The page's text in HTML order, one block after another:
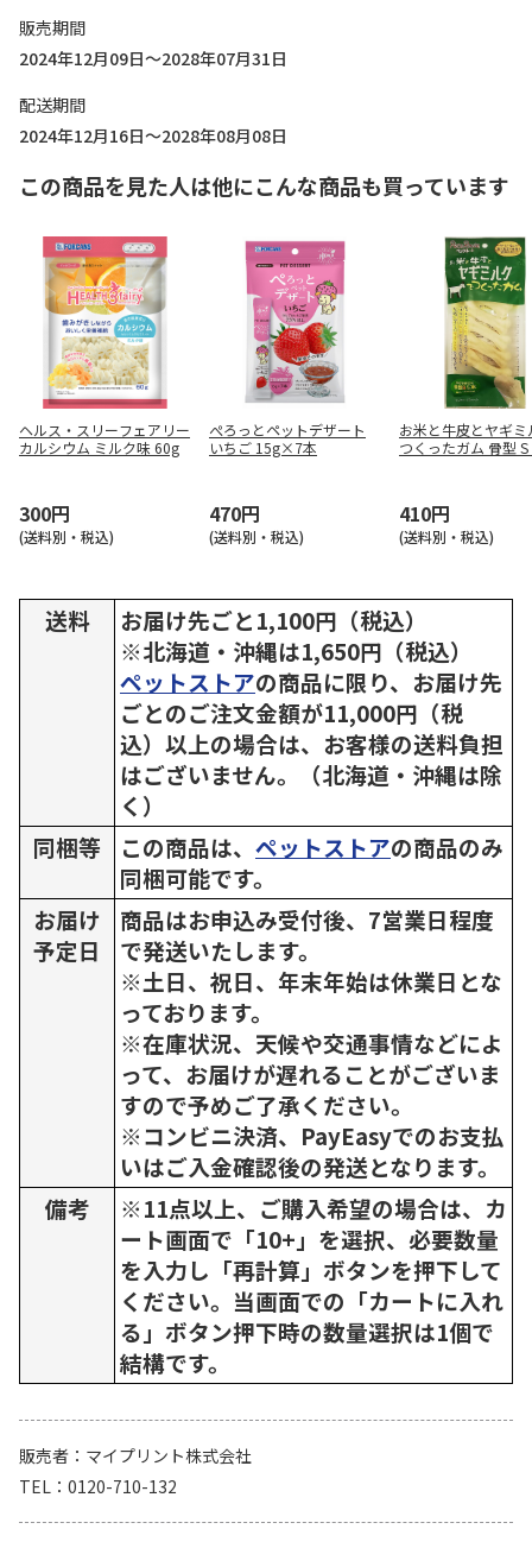
販売期間
2024年12月09日～2028年07月31日
配送期間
2024年12月16日～2028年08月08日
この商品を見た人は他にこんな商品も買っています
ヘルス・スリーフェアリー
カルシウム ミルク味 60g
300円
(送料別・税込)
ぺろっとペットデザート
いちご 15g×7本
470円
(送料別・税込)
お米と牛皮とヤギミ
つくったガム 骨型
410円
(送料別・税込)
送料
お届け先ごと1,100円（税込）
※北海道・沖縄は1,650円（税込）
ペットストアの商品に限り、お届け先
ごとのご注文金額が11,000円（税
込）以上の場合は、お客様の送料負担
はございません。（北海道・沖縄は除
く）
同梱等
この商品は、 ペットストアの商品のみ
同梱可能です。
お届け
予定日
商品はお申込み受付後、7営業日程度
で発送いたします。
※土日、祝日、年末年始は休業日とな
っております。
※在庫状況、天候や交通事情などによ
って、お届けが遅れることがございま
すので予めご了承ください。
※コンビニ決済、PayEasyでのお支払
いはご入金確認後の発送となります。
備考
※11点以上、ご購入希望の場合は、カ
ート画面で「10+」を選択、必要数量
を入力し「再計算」ボタンを押下して
ください。当画面での「カートに入れ
る」ボタン押下時の数量選択は1個で
結構です。
販売者
マイプリント株式会社
TEL
0120-710-132